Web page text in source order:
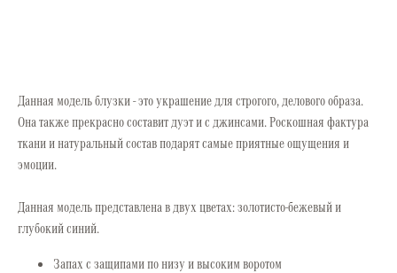
Данная модель блузки - это украшение для строгого, делового образа.
Она также прекрасно составит дуэт и с джинсами. Роскошная фактура
ткани и натуральный состав подарят самые приятные ощущения и
эмоции.
Данная модель представлена в двух цветах: золотисто-бежевый и
глубокий синий.
Запах с защипами по низу и высоким воротом